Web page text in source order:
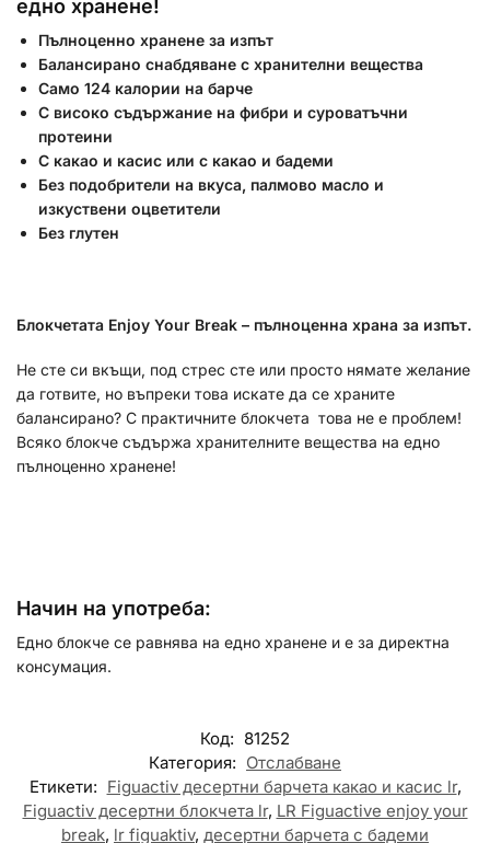
едно хранене!
Пълноценно хранене за изпът
Балансирано снабдяване с хранителни вещества
Само 124 калории на барче
С високо съдържание на фибри и суроватъчни
протеини
С какао и касис или с какао и бадеми
Без подобрители на вкуса, палмово масло и
изкуствени оцветители
Без глутен
Блокчетата Enjoy Your Break – пълноценна храна за изпът.
Не сте си вкъщи, под стрес сте или просто нямате желание
да готвите, но въпреки това искате да се храните
балансирано? С практичните блокчета това не е проблем!
Всяко блокче съдържа хранителните вещества на едно
пълноценно хранене!
Начин на употреба:
Едно блокче се равнява на едно хранене и е за директна
консумация.
Код: 81252
Категория: Отслабване
Етикети: Figuactiv десертни барчета какао и касис lr,
Figuactiv десертни блокчета lr, LR Figuactive enjoy your
break, lr figuaktiv, десертни барчета с бадеми